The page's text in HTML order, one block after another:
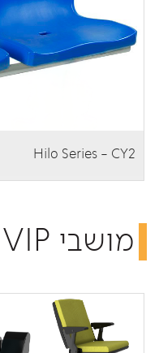
Hilo Series - CY2
מושבי VIP